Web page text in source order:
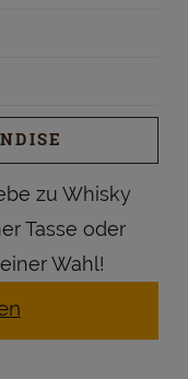
zu Whisky
Tasse oder
Wahl!